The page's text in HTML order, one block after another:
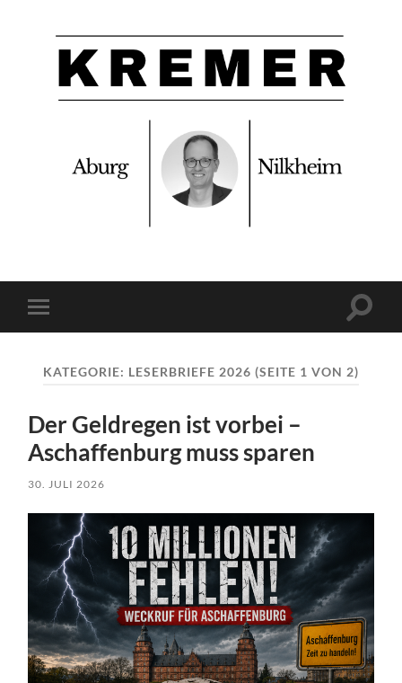
für
Mobile-
Menü
KATEGORIE: LESERBRIEFE 2026 (SEITE 1 VON 2)
Der Geldregen ist vorbei –
Aschaffenburg muss sparen
30. JULI 2026